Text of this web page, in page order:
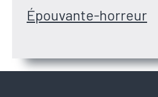
Épouvante-horreur